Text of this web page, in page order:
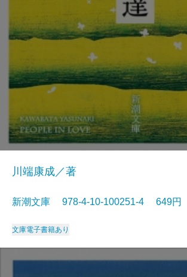
川端康成／著
新潮文庫 978-4-10-100251-4 649円
文庫電子書籍あり